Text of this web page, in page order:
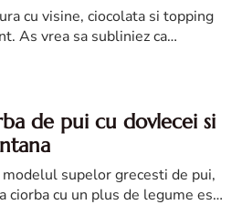
cu visine, ciocolata si topping
As vrea sa subliniez ca
de pui cu dovlecei si
modelul supelor grecesti de pui,
ciorba cu un plus de legume este